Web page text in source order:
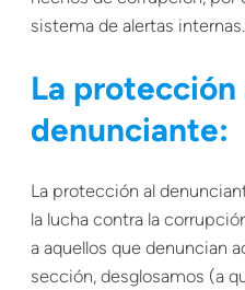
sistema de alertas
La protección
denunciante:
La protección al
la lucha contra la
a aquellos que denuncian
sección, desglosamos (a